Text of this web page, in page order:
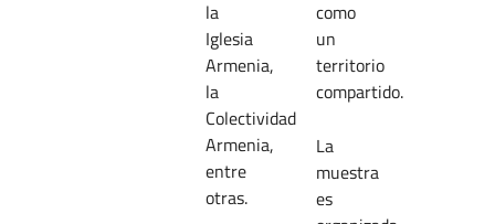
la
Iglesia
Armenia,
la
Colectividad
Armenia,
entre
otras.
como
un
territorio
compartido.
La
muestra
es